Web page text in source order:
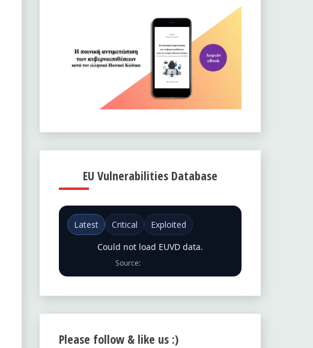
EU Vulnerabilities Database
Latest Critical
Exploited
Could not load EUVD data.
Source:
Please follow & like us :)